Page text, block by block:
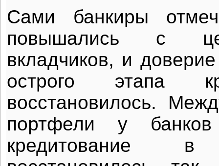
Сами банкиры
повышались с
вкладчиков, и
острого этапа
восстановилось.
портфели у